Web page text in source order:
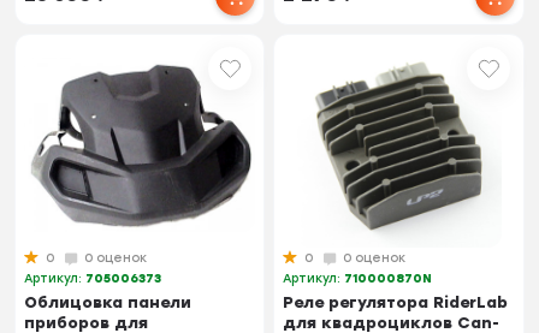
0
0 оценок
Артикул: 705006373
Облицовка панели
приборов для
0
0 оценок
Артикул: 710000870N
Реле регулятора RiderLab
для квадроциклов Can-